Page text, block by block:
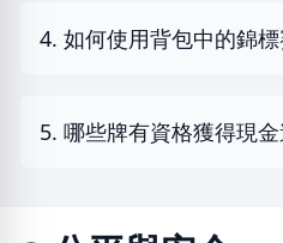
4. 如何使用背包中的錦標
5. 哪些牌有資格獲得現金